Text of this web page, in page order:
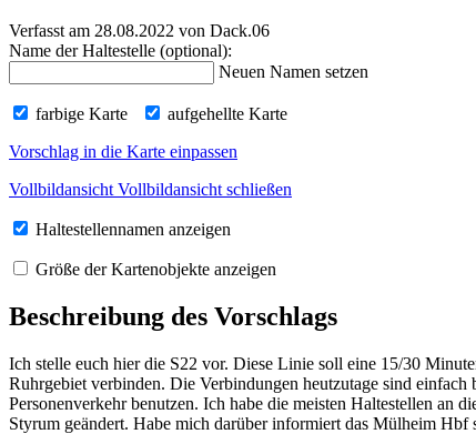
Verfasst am 28.08.2022 von Dack.06
Name der Haltestelle (optional):
Neuen Namen setzen
farbige Karte
aufgehellte Karte
Vorschlag in die Karte einpassen
Vollbildansicht Vollbildansicht schließen
Haltestellennamen anzeigen
Größe der Kartenobjekte anzeigen
Beschreibung des Vorschlags
Ich stelle euch hier die S22 vor. Diese Linie soll eine 15/30
Ruhrgebiet verbinden. Die Verbindungen heutzutage sind
Personenverkehr benutzen. Ich habe die meisten Haltestellen
Styrum geändert. Habe mich darüber informiert das Mülheim